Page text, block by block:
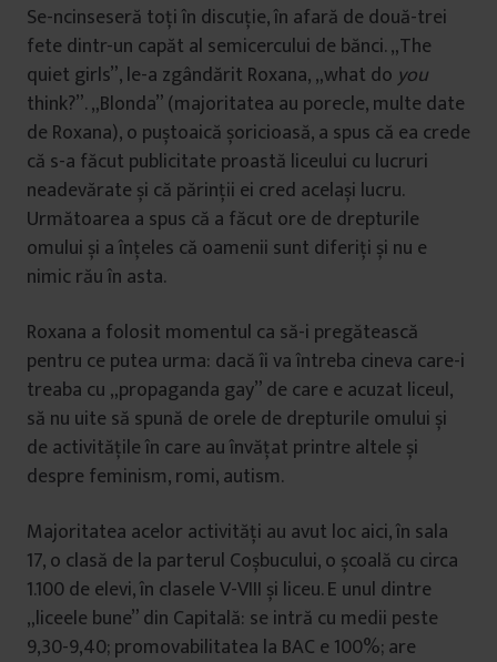
Se-ncinseseră toți în discuție, în afară de două-trei
fete dintr-un capăt al semicercului de bănci. „The
quiet girls”, le-a zgândărit Roxana, „what doyou
think?”. „Blonda” (majoritatea au porecle, multe date
de Roxana), o puștoaică șoricioasă, a spus că ea crede
că s-a făcut publicitate proastă liceului cu lucruri
neadevărate și că părinții ei cred același lucru.
Următoarea a spus că a făcut ore de drepturile
omului și a înțeles că oamenii sunt diferiți și nu e
nimic rău în asta.
Roxana a folosit momentul ca să-i pregătească
pentru ce putea urma: dacă îi va întreba cineva care-i
treaba cu „propaganda gay” de care e acuzat liceul,
să nu uite să spună de orele de drepturile omului și
de activitățile în care au învățat printre altele și
despre feminism, romi, autism.
Majoritatea acelor activități au avut loc aici, în sala
17, o clasă de la parterul Coșbucului, o școală cu circa
1.100 de elevi, în clasele V-VIII și liceu. E unul dintre
„liceele bune” din Capitală: se intră cu medii peste
9,30-9,40; promovabilitatea la BAC e 100%; are